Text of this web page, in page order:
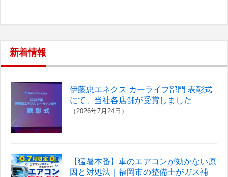
新着情報
伊藤忠エネクス カーライフ部門 表彰式
にて、当社各店舗が受賞しました
（2026年7月24日）
【猛暑本番】車のエアコンが効かない原
因と対処法｜福岡市の整備士がガス補